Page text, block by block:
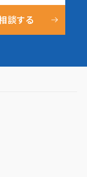
談する